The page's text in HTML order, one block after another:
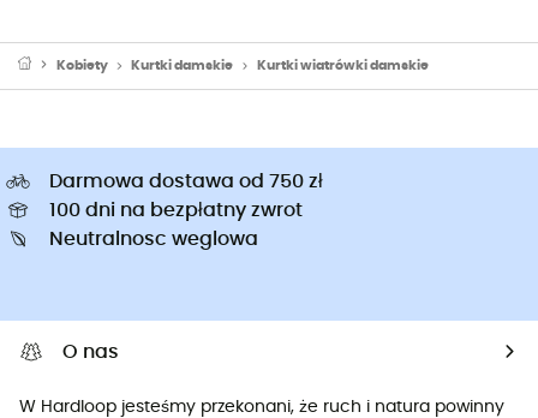
Kobiety Kurtki damskie Kurtki wiatrówki damskie
Darmowa dostawa od 750 zł
100 dni na bezpłatny zwrot
Neutralnosc weglowa
O nas
W Hardloop jesteśmy przekonani, że ruch i natura powinny